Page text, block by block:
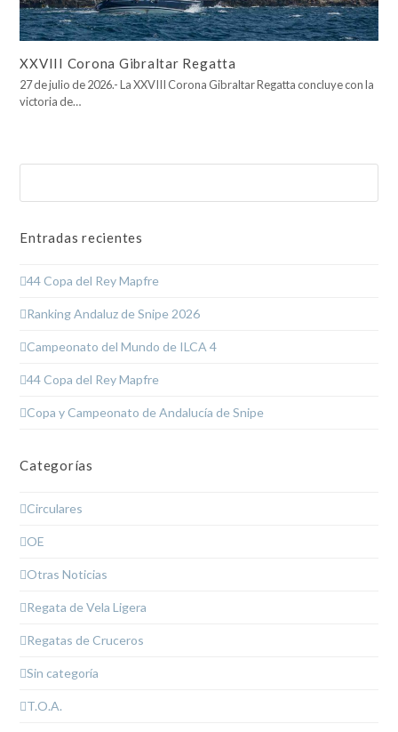
XXVIII Corona Gibraltar Regatta
27 de julio de 2026.- La XXVIII Corona Gibraltar Regatta concluye con la
victoria de…
Entradas recientes
44 Copa del Rey Mapfre
Ranking Andaluz de Snipe 2026
Campeonato del Mundo de ILCA 4
44 Copa del Rey Mapfre
Copa y Campeonato de Andalucía de Snipe
Categorías
Circulares
OE
Otras Noticias
Regata de Vela Ligera
Regatas de Cruceros
Sin categoría
T.O.A.